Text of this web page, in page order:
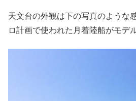
天文台の外観は下の写真のような
ロ計画で使われた月着陸船がモデ